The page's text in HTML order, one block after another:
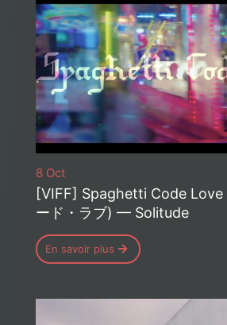
8 Oct
[VIFF] Spaghetti Code Love
ード・ラブ) — Solitude
En savoir plus